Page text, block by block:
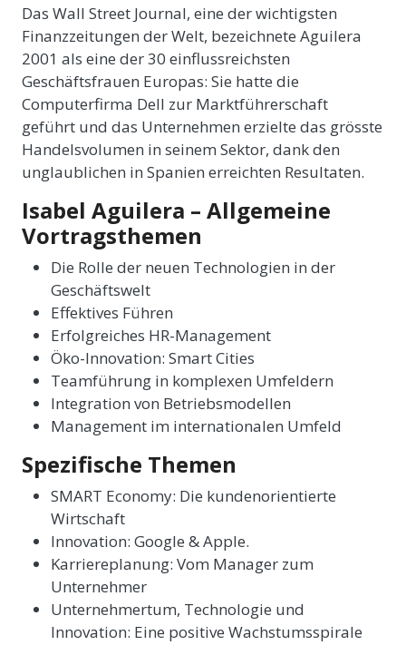
Das Wall Street Journal, eine der wichtigsten
Finanzzeitungen der Welt, bezeichnete Aguilera
2001 als eine der 30 einflussreichsten
Geschäftsfrauen Europas: Sie hatte die
Computerfirma Dell zur Marktführerschaft
geführt und das Unternehmen erzielte das grösste
Handelsvolumen in seinem Sektor, dank den
unglaublichen in Spanien erreichten Resultaten.
Isabel Aguilera – Allgemeine
Vortragsthemen
Die Rolle der neuen Technologien in der
Geschäftswelt
Effektives Führen
Erfolgreiches HR-Management
Öko-Innovation: Smart Cities
Teamführung in komplexen Umfeldern
Integration von Betriebsmodellen
Management im internationalen Umfeld
Spezifische Themen
SMART Economy: Die kundenorientierte
Wirtschaft
Innovation: Google & Apple.
Karriereplanung: Vom Manager zum
Unternehmer
Unternehmertum, Technologie und
Innovation: Eine positive Wachstumsspirale